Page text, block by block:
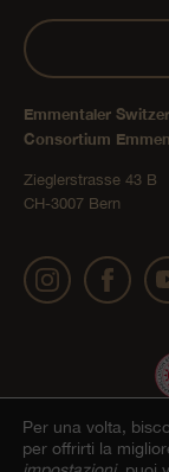
Emmentaler
Consortium
Zieglerstrasse 43 B
CH-3007 Bern
Per una volta,
per offrirti la